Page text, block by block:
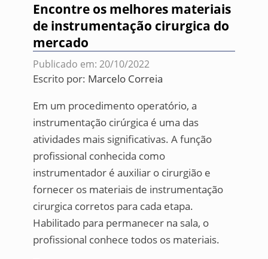
Encontre os melhores materiais
de instrumentação cirurgica do
mercado
Publicado em: 20/10/2022
Escrito por: Marcelo Correia
Em um procedimento operatório, a
instrumentação cirúrgica é uma das
atividades mais significativas. A função
profissional conhecida como
instrumentador é auxiliar o cirurgião e
fornecer os materiais de instrumentação
cirurgica corretos para cada etapa.
Habilitado para permanecer na sala, o
profissional conhece todos os materiais.